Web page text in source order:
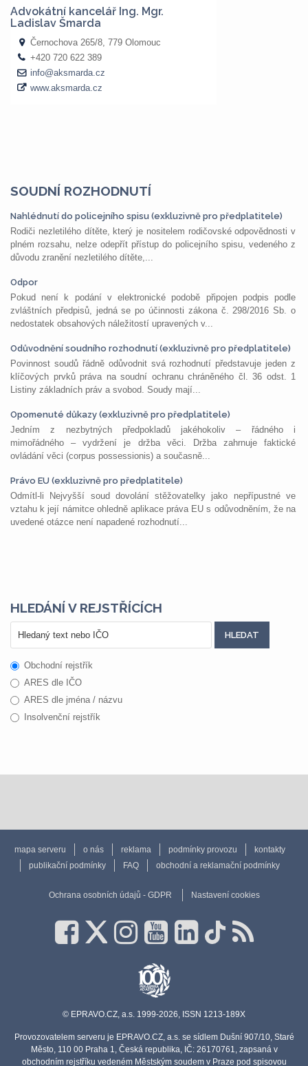
SOUDNÍ ROZHODNUTÍ
Nahlédnutí do policejního spisu (exkluzivně pro předplatitele)
Rodiči nezletilého dítěte, který je nositelem rodičovské odpovědnosti v
plném rozsahu, nelze odepřít přístup do policejního spisu, vedeného z
důvodu zranění nezletilého dítěte,...
Odpor
Pokud není k podání v elektronické podobě připojen podpis podle
zvláštních předpisů, jedná se po účinnosti zákona č. 298/2016 Sb. o
nedostatek obsahových náležitostí upravených v...
Odůvodnění soudního rozhodnutí (exkluzivně pro předplatitele)
Povinnost soudů řádně odůvodnit svá rozhodnutí představuje jeden z
klíčových prvků práva na soudní ochranu chráněného čl. 36 odst. 1
Listiny základních práv a svobod. Soudy mají...
Opomenuté důkazy (exkluzivně pro předplatitele)
Jedním z nezbytných předpokladů jakéhokoliv – řádného i
mimořádného – vydržení je držba věci. Držba zahrnuje faktické
ovládání věci (corpus possessionis) a současně...
Právo EU (exkluzivně pro předplatitele)
Odmítl-li Nejvyšší soud dovolání stěžovatelky jako nepřípustné ve
vztahu k její námitce ohledně aplikace práva EU s odůvodněním, že na
uvedené otázce není napadené rozhodnutí...
HLEDÁNÍ V REJSTŘÍCÍCH
Obchodní rejstřík
ARES dle IČO
ARES dle jména / názvu
Insolvenční rejstřík
mapa serveru o nás reklama podmínky provozu
kontakty
publikační podmínky
FAQ obchodní a reklamační podmínky
Ochrana osobních údajů - GDPR Nastavení cookies
© EPRAVO.CZ, a.s. 1999-2026, ISSN 1213-189X
Provozovatelem serveru je EPRAVO.CZ, a.s. se sídlem Dušní 907/10, Staré
Město, 110 00 Praha 1, Česká republika, IČ: 26170761, zapsaná v
obchodním rejstříku vedeném Městským soudem v Praze pod spisovou